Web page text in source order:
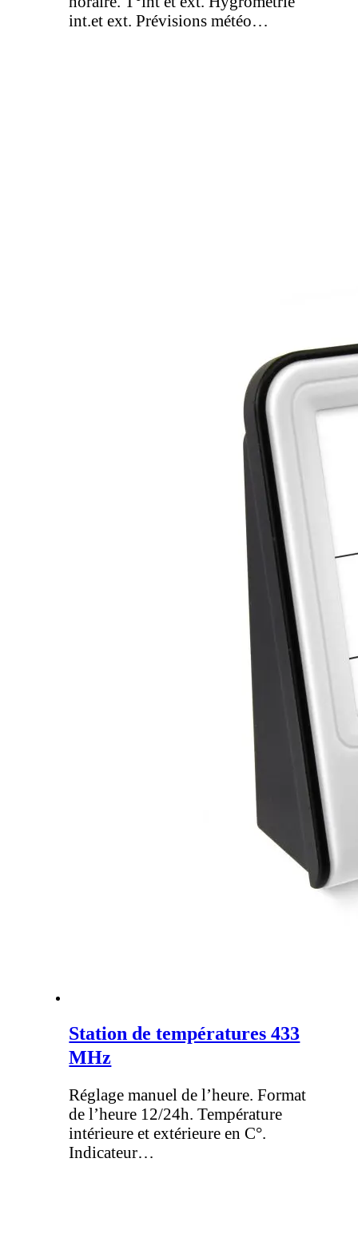
int.et ext. Prévisions météo…
Station de températures 433
MHz
Réglage manuel de l’heure. Format
de l’heure 12/24h. Température
intérieure et extérieure en C°.
Indicateur…